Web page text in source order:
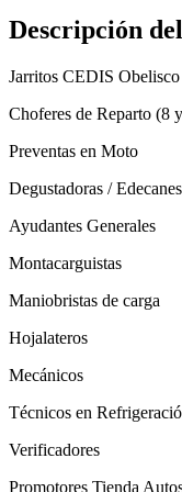
Descripción
Jarritos CEDIS
Choferes de Reparto (8
Preventas en Moto
Degustadoras / Edecanes
Ayudantes Generales
Montacarguistas
Maniobristas de carga
Hojalateros
Mecánicos
Técnicos en
Verificadores
Promotores Tienda